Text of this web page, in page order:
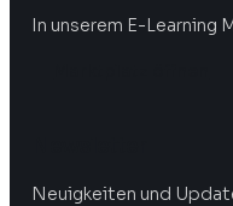
In unserem E-
Neuigkeiten und